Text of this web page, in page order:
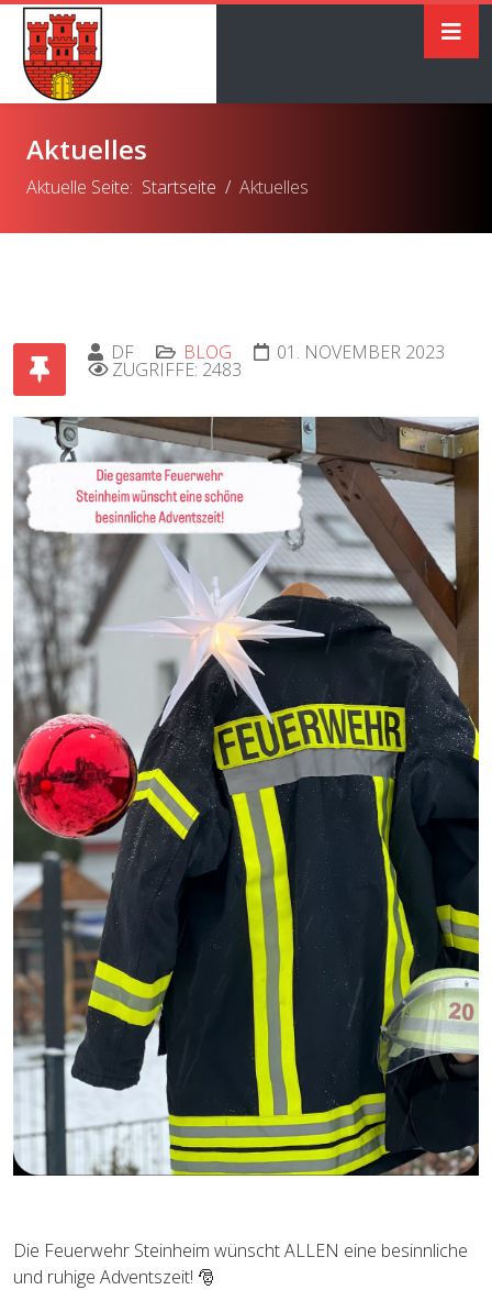
Aktuelles
Aktuelle Seite: Startseite Aktuelles
DF BLOG 01. NOVEMBER 2023
ZUGRIFFE: 2483
Die Feuerwehr Steinheim wünscht ALLEN eine besinnliche
und ruhige Adventszeit! 🎅